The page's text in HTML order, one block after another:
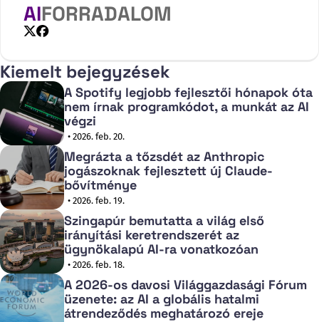
AIFORRADALOM
Kiemelt bejegyzések
A Spotify legjobb fejlesztői hónapok óta
nem írnak programkódot, a munkát az AI
végzi
• 2026. feb. 20.
Megrázta a tőzsdét az Anthropic
jogászoknak fejlesztett új Claude-
bővítménye
• 2026. feb. 19.
Szingapúr bemutatta a világ első
irányítási keretrendszerét az
ügynökalapú AI-ra vonatkozóan
• 2026. feb. 18.
A 2026-os davosi Világgazdasági Fórum
üzenete: az AI a globális hatalmi
átrendeződés meghatározó ereje